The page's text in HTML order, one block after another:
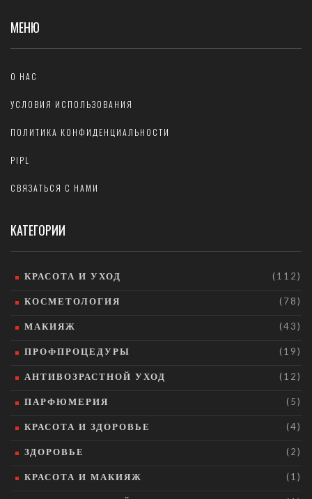
МЕНЮ
О НАС
УСЛОВИЯ ИСПОЛЬЗОВАНИЯ
ПОЛИТИКА КОНФИДЕНЦИАЛЬНОСТИ
PIPL
СВЯЗАТЬСЯ С НАМИ
КАТЕГОРИИ
КРАСОТА И УХОД (112)
КОСМЕТОЛОГИЯ (78)
МАКИЯЖ (43)
ПРОФПРОЦЕДУРЫ (19)
АНТИВОЗРАСТНОЙ УХОД (12)
ПАРФЮМЕРИЯ (5)
КРАСОТА И ЗДОРОВЬЕ (4)
ЗДОРОВЬЕ (2)
КРАСОТА И МАКИЯЖ (1)